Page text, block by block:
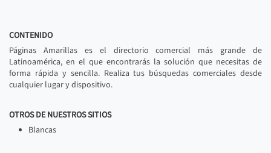
CONTENIDO
Páginas Amarillas es el directorio comercial más grande de
Latinoamérica, en el que encontrarás la solución que necesitas de
forma rápida y sencilla. Realiza tus búsquedas comerciales desde
cualquier lugar y dispositivo.
OTROS DE NUESTROS SITIOS
Blancas